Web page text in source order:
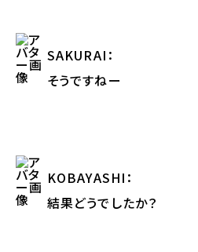
SAKURAI ：
そうですねー
KOBAYASHI ：
結果どうでしたか？